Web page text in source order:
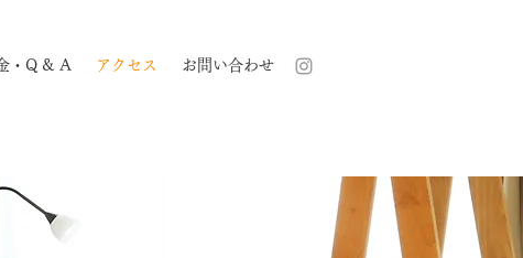
・Q & A アクセス お問い合わせ